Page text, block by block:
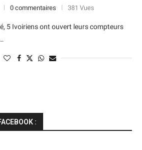
0 commentaires 381 Vues
5 Ivoiriens ont ouvert leurs compteurs
: